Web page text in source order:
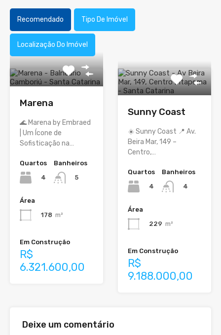
Recomendado Tipo De Imóvel
Localização Do Imóvel
Marena
🌊 Marena by Embraed
| Um Ícone de
Sofisticação na…
Quartos
4
Banheiros
5
Área
178 m²
Em Construção
R$
6.321.600,00
Sunny Coast
☀️ Sunny Coast 📍 Av.
Beira Mar, 149 –
Centro,…
Quartos
4
Banheiros
4
Área
229 m²
Em Construção
R$
9.188.000,00
Deixe um comentário